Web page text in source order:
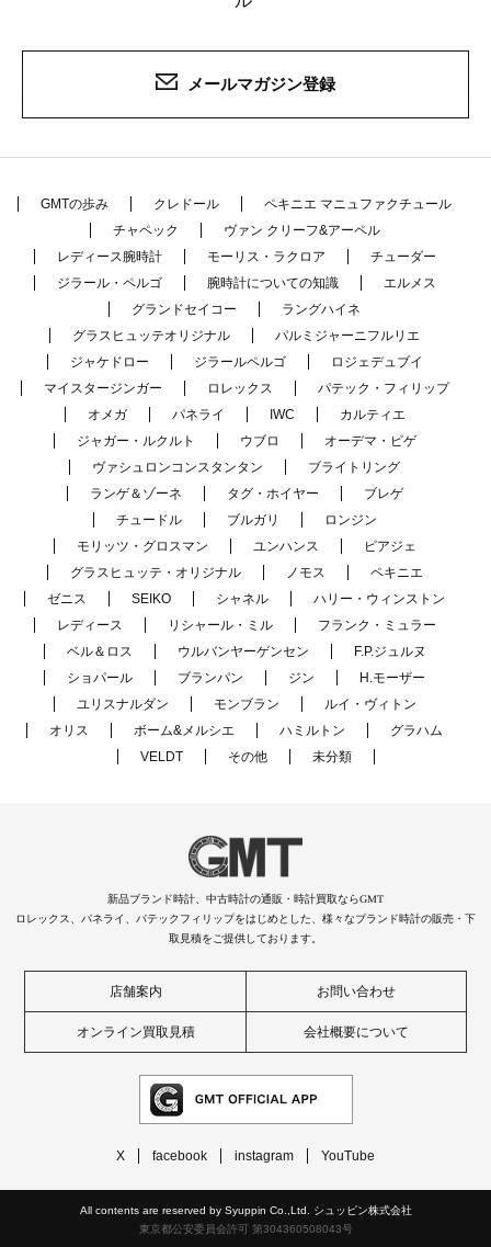
メールマガジン登録
GMTの歩み クレドール
ペキニエ マニュファクチュール
チャペック
ヴァン クリーフ&アーペル
レディース腕時計
モーリス・ラクロア
チューダー
ジラール・ペルゴ
腕時計についての知識
エルメス
グランドセイコー
ラングハイネ
グラスヒュッテオリジナル
パルミジャーニフルリエ
ジャケドロー
ジラールペルゴ
ロジェデュブイ
マイスタージンガー
ロレックス
パテック・フィリップ
オメガ
パネライ IWC
カルティエ
ジャガー・ルクルト
ウブロ
オーデマ・ピゲ
ヴァシュロンコンスタンタン
ブライトリング
ランゲ＆ゾーネ
タグ・ホイヤー
ブレゲ
チュードル
ブルガリ
ロンジン
モリッツ・グロスマン
ユンハンス
ピアジェ
グラスヒュッテ・オリジナル
ノモス
ペキニエ
ゼニス
SEIKO シャネル
ハリー・ウィンストン
レディース
リシャール・ミル
フランク・ミュラー
ベル＆ロス
ウルバンヤーゲンセン
F.P.ジュルヌ
ショパール
ブランパン ジン
H.モーザー
ユリスナルダン
モンブラン
ルイ・ヴィトン
オリス
ボーム&メルシエ ハミルトン
グラハム
VELDT
その他 未分類
新品ブランド時計、中古時計の通販・時計買取ならGMT
ロレックス、パネライ、パテックフィリップをはじめとした、様々なブランド時計の販売・下
取見積をご提供しております。
店舗案内 お問い合わせ
オンライン買取見積 会社概要について
X facebook instagram YouTube
All contents are reserved by Syuppin Co.,Ltd. シュッピン株式会社
東京都公安委員会許可 第304360508043号